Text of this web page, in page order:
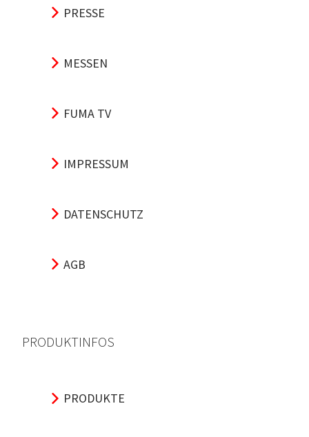
PRESSE
MESSEN
FUMA TV
IMPRESSUM
DATENSCHUTZ
AGB
PRODUKTINFOS
PRODUKTE